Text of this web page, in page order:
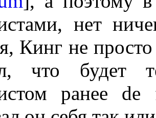
нет
Кинг не
что будет
ранее